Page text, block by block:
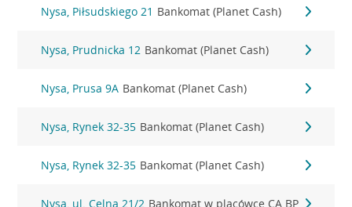
Nysa, Piłsudskiego 21 Bankomat (Planet Cash)
Nysa, Prudnicka 12 Bankomat (Planet Cash)
Nysa, Prusa 9A Bankomat (Planet Cash)
Nysa, Rynek 32-35 Bankomat (Planet Cash)
Nysa, Rynek 32-35 Bankomat (Planet Cash)
Nysa, ul. Celna 21/2 Bankomat w placówce CA BP